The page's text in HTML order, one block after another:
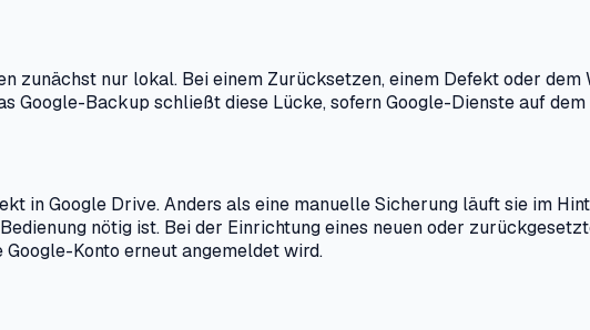
nur lokal. Bei einem Zurücksetzen, einem Defekt oder dem
Google-Backup schließt diese Lücke, sofern Google-Dienste auf
in Google Drive. Anders als eine manuelle Sicherung läuft sie im
nötig ist. Bei der Einrichtung eines neuen oder
Konto erneut angemeldet wird.